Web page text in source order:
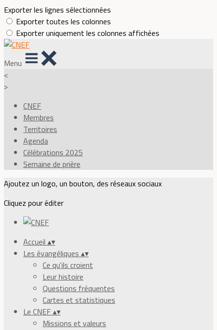
Exporter les lignes sélectionnées
Exporter toutes les colonnes
Exporter uniquement les colonnes affichées
Menu
<
>
CNEF
Membres
Territoires
Agenda
Célébrations 2025
Semaine de prière
Ajoutez un logo, un bouton, des réseaux sociaux
Cliquez pour éditer
Accueil ▴▾
Les évangéliques ▴▾
Ce qu'ils croient
Leur histoire
Questions fréquentes
Cartes et statistiques
Le CNEF▴▾
Missions et valeurs